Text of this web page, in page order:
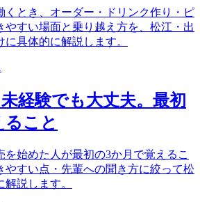
くとき、オーダー・ドリンク作り・ピ
やすい場面と乗り越え方を、松江・出
具体的に解説します。
経験でも大丈夫。最初
ること
を始めた人が最初の3か月で覚えるこ
やすい点・先輩への聞き方に絞って松
説します。